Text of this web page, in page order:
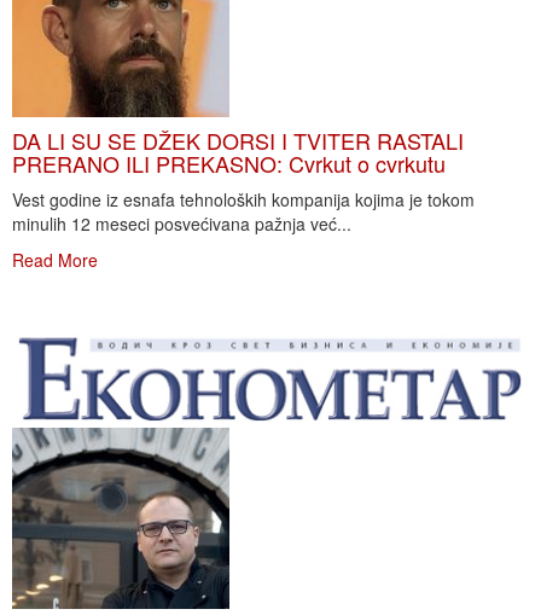
DA LI SU SE DŽEK DORSI I TVITER RASTALI
PRERANO ILI PREKASNO: Cvrkut o cvrkutu
Vest godine iz esnafa tehnoloških kompanija kojima je tokom
minulih 12 meseci posvećivana pažnja već...
Read More